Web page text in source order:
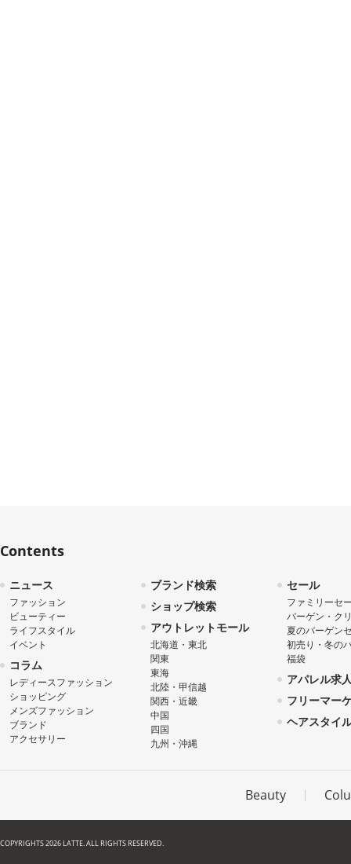
Contents
ニュース
ファッション
ビューティー
ライフスタイル
イベント
コラム
レディースファッション
ショッピング
メンズファッション
ブランド
アクセサリー
ブランド検索
ショップ検索
アウトレットモール
北海道・東北
関東
東海
北陸・甲信越
関西・近畿
中国
四国
九州・沖縄
セール
ファミリーセ
バーゲン・ク
夏のバーゲン
初売り・冬の
福袋
アパレル求
フリーマー
ヘアスタイ
Beauty
COPYRIGHTS 2026 LATTE. ALL RIGHTS RESERVED.